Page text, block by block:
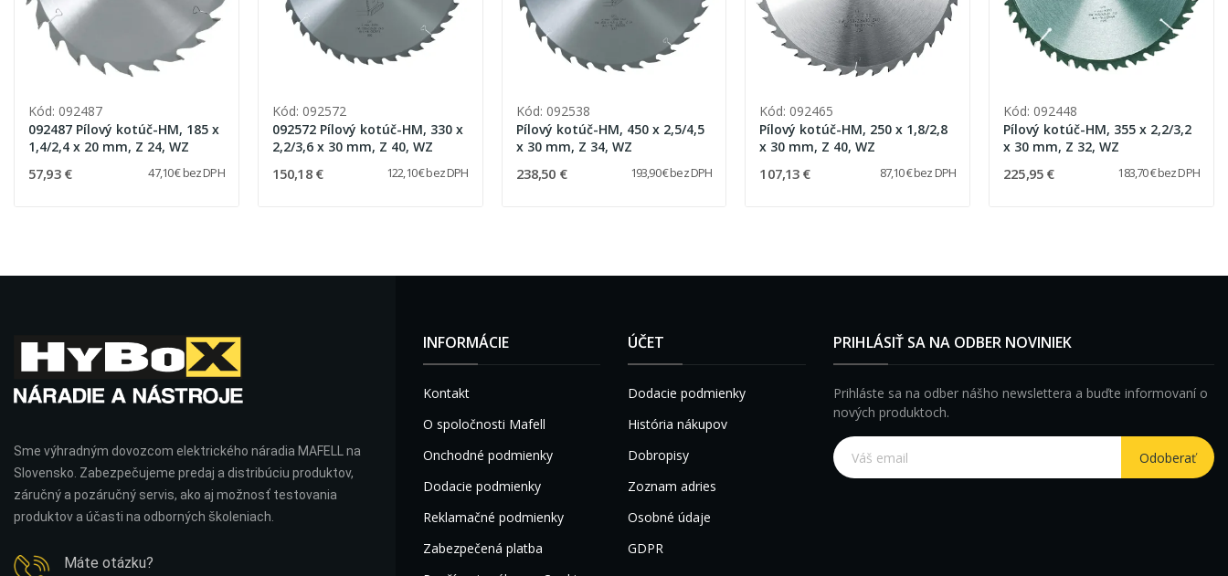
Kód: 092487
092487 Pílový kotúč-HM, 185 x
1,4/2,4 x 20 mm, Z 24, WZ
57,93 € 47,10 € bez DPH
Kód: 092572
092572 Pílový kotúč-HM, 330 x
2,2/3,6 x 30 mm, Z 40, WZ
150,18 € 122,10 € bez DPH
Kód: 092538
Pílový kotúč-HM, 450 x 2,5/4,5
x 30 mm, Z 34, WZ
238,50 € 193,90 € bez DPH
Kód: 092465
Pílový kotúč-HM, 250 x 1,8/2,8
x 30 mm, Z 40, WZ
107,13 € 87,10 € bez DPH
Kód: 092448
Pílový kotúč-HM, 355 x 2,2/3,2
x 30 mm, Z 32, WZ
225,95 € 183,70 € bez DPH
Sme výhradným dovozcom elektrického náradia MAFELL na
Slovensko. Zabezpečujeme predaj a distribúciu produktov,
záručný a pozáručný servis, ako aj možnosť testovania
produktov a účasti na odborných školeniach.
Máte otázku?
INFORMÁCIE
Kontakt
O spoločnosti Mafell
Onchodné podmienky
Dodacie podmienky
Reklamačné podmienky
Zabezpečená platba
ÚČET
Dodacie podmienky
História nákupov
Dobropisy
Zoznam adries
Osobné údaje
GDPR
PRIHLÁSIŤ SA NA ODBER NOVINIEK
Prihláste sa na odber nášho newslettera a buďte informovaní o
nových produktoch.
Odoberať